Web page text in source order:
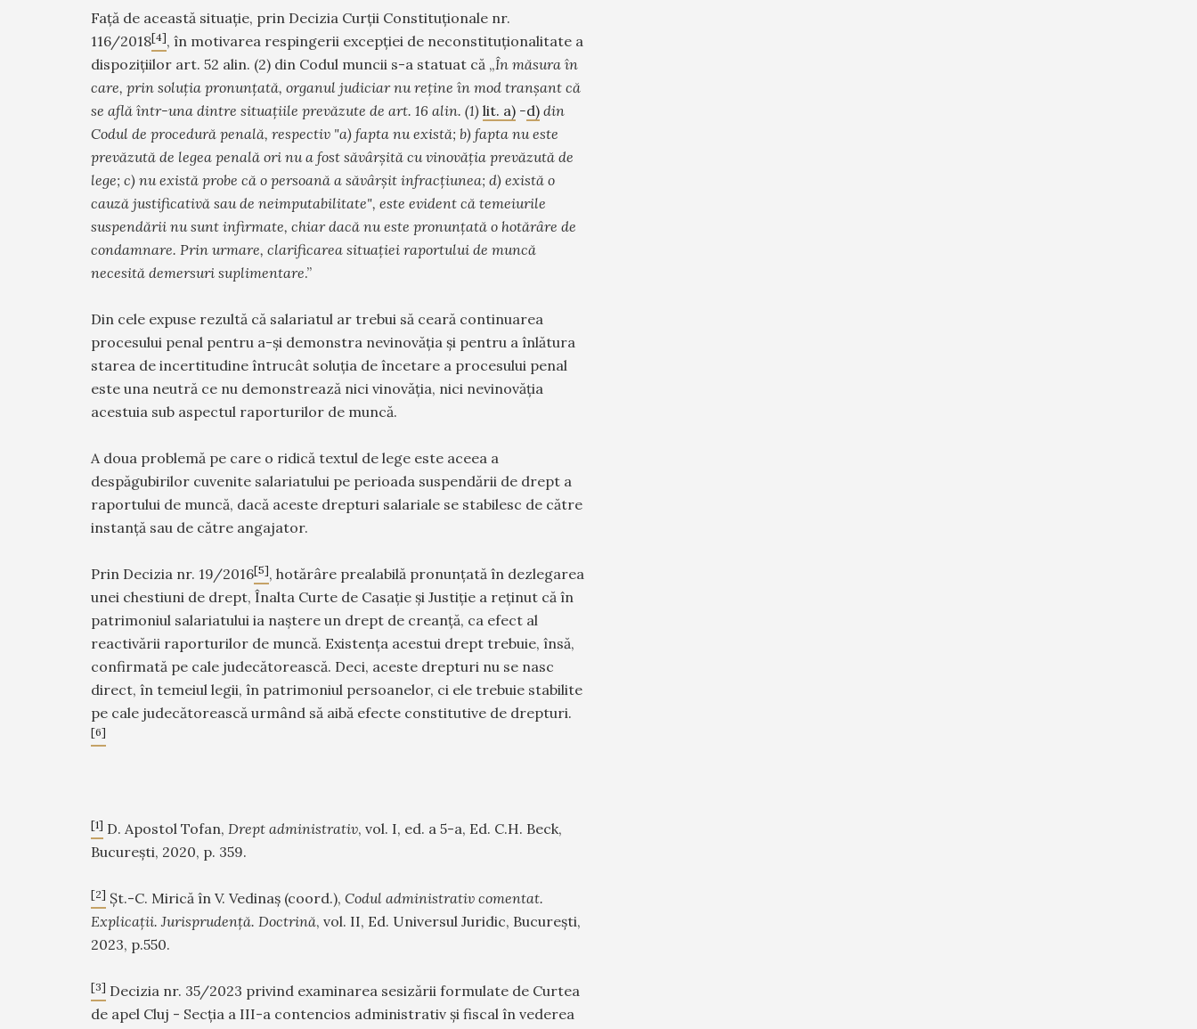
Față de această situație, prin Decizia Curții Constituționale nr.
116/2018[4], în motivarea respingerii excepției de neconstituționalitate a
dispozițiilor art. 52 alin. (2) din Codul muncii s-a statuat că „În măsura în
care, prin soluţia pronunţată, organul judiciar nu reţine în mod tranşant că
se află într-una dintre situaţiile prevăzute de art. 16 alin. (1) lit. a) -d) din
Codul de procedură penală, respectiv "a) fapta nu există; b) fapta nu este
prevăzută de legea penală ori nu a fost săvârşită cu vinovăţia prevăzută de
lege; c) nu există probe că o persoană a săvârşit infracţiunea; d) există o
cauză justificativă sau de neimputabilitate", este evident că temeiurile
suspendării nu sunt infirmate, chiar dacă nu este pronunţată o hotărâre de
condamnare. Prin urmare, clarificarea situaţiei raportului de muncă
necesită demersuri suplimentare.”
Din cele expuse rezultă că salariatul ar trebui să ceară continuarea
procesului penal pentru a-și demonstra nevinovăția și pentru a înlătura
starea de incertitudine întrucât soluția de încetare a procesului penal
este una neutră ce nu demonstrează nici vinovăția, nici nevinovăția
acestuia sub aspectul raporturilor de muncă.
A doua problemă pe care o ridică textul de lege este aceea a
despăgubirilor cuvenite salariatului pe perioada suspendării de drept a
raportului de muncă, dacă aceste drepturi salariale se stabilesc de către
instanță sau de către angajator.
Prin Decizia nr. 19/2016[5], hotărâre prealabilă pronunțată în dezlegarea
unei chestiuni de drept, Înalta Curte de Casație și Justiție a reținut că în
patrimoniul salariatului ia naștere un drept de creanță, ca efect al
reactivării raporturilor de muncă. Existența acestui drept trebuie, însă,
confirmată pe cale judecătorească. Deci, aceste drepturi nu se nasc
direct, în temeiul legii, în patrimoniul persoanelor, ci ele trebuie stabilite
pe cale judecătorească urmând să aibă efecte constitutive de drepturi.
[6]
[1] D. Apostol Tofan, Drept administrativ, vol. I, ed. a 5-a, Ed. C.H. Beck,
București, 2020, p. 359.
[2] Șt.-C. Mirică în V. Vedinaș (coord.), Codul administrativ comentat.
Explicații. Jurisprudență. Doctrină, vol. II, Ed. Universul Juridic, București,
2023, p.550.
[3] Decizia nr. 35/2023 privind examinarea sesizării formulate de Curtea
de apel Cluj - Secţia a III-a contencios administrativ şi fiscal în vederea